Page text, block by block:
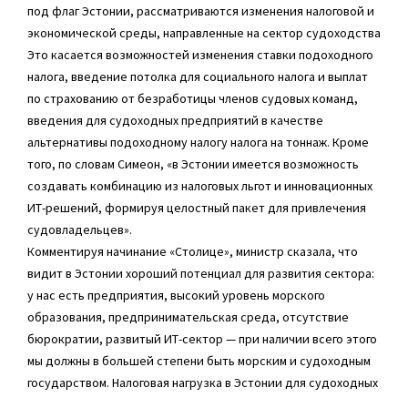
под флаг Эстонии, рассматриваются изменения налоговой и
экономической среды, направленные на сектор судоходства
Это касается возможностей изменения ставки подоходного
налога, введение потолка для социального налога и выплат
по страхованию от безработицы членов судовых команд,
введения для судоходных предприятий в качестве
альтернативы подоходному налогу налога на тоннаж. Кроме
того, по словам Симеон, «в Эстонии имеется возможность
создавать комбинацию из налоговых льгот и инновационных
ИТ-решений, формируя целостный пакет для привлечения
судовладельцев».
Комментируя начинание «Столице», министр сказала, что
видит в Эстонии хороший потенциал для развития сектора:
у нас есть предприятия, высокий уровень морского
образования, предпринимательская среда, отсутствие
бюрократии, развитый ИТ-сектор — при наличии всего этого
мы должны в большей степени быть морским и судоходным
государством. Налоговая нагрузка в Эстонии для судоходных